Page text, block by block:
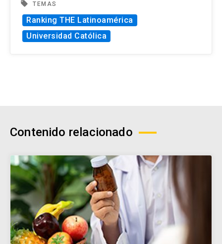
local_offer TEMAS
Ranking THE Latinoamérica
Universidad Católica
Contenido relacionado